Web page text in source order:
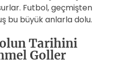
Futbol, geçmişten
bu büyük anlarla dolu.
Tarihini
Goller